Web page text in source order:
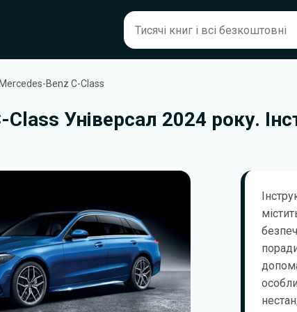
Mercedes-Benz C-Class
Універсал 2024 року.